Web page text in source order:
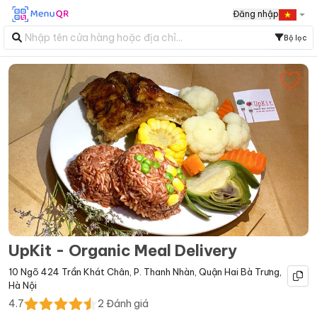
Đăng nhập
Bộ lọc
UpKit - Organic Meal Delivery
10 Ngõ 424 Trần Khát Chân P. Thanh Nhàn Quận Hai Bà Trưng
Hà Nội
4.7 2 Đánh giá